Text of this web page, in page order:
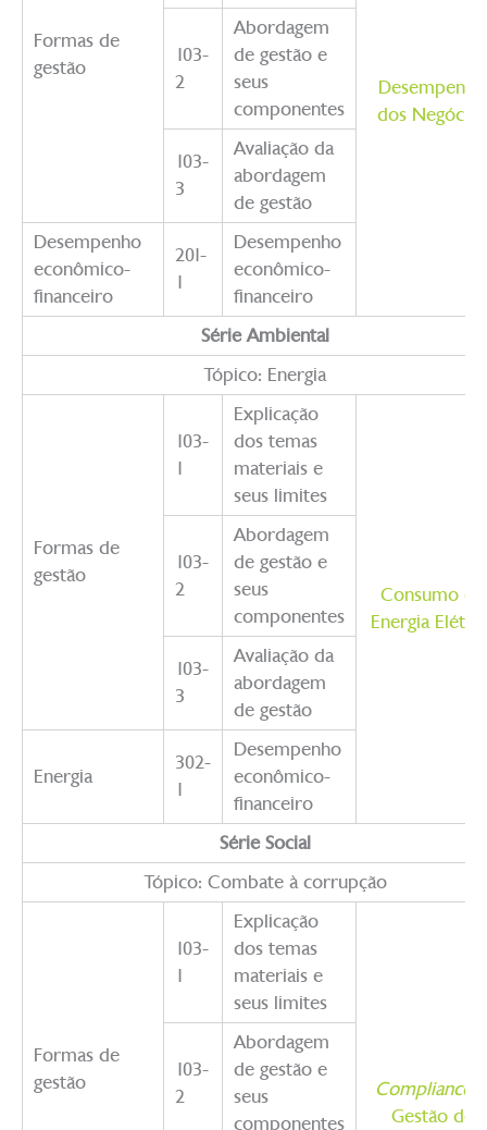
Formas de
gestão
Desempenho
dos Negócios
103-
2
Abordagem
de gestão e
seus
componentes
103-
3
Avaliação da
abordagem
de gestão
Desempenho
econômico-
financeiro
201-
1
Desempenho
econômico-
financeiro
Série Ambiental
Tópico: Energia
Formas de
gestão
103-
1
Explicação
dos temas
materiais e
seus limites
Consumo de
Energia
103-
2
Abordagem
de gestão e
seus
componentes
103-
3
Avaliação da
abordagem
de gestão
Energia
302-
1
Desempenho
econômico-
financeiro
Série Social
Tópico: Combate à corrupção
Formas de
gestão
103-
1
Explicação
dos temas
materiais e
seus limites
Compliance
Gestão de
103-
2
Abordagem
de gestão e
seus
componentes